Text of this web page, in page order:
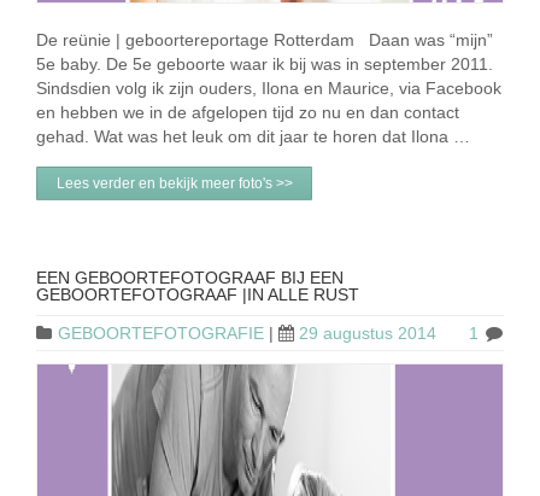
De reünie | geboortereportage Rotterdam Daan was “mijn”
5e baby. De 5e geboorte waar ik bij was in september 2011.
Sindsdien volg ik zijn ouders, Ilona en Maurice, via Facebook
en hebben we in de afgelopen tijd zo nu en dan contact
gehad. Wat was het leuk om dit jaar te horen dat Ilona …
Lees verder en bekijk meer foto's >>
EEN GEBOORTEFOTOGRAAF BIJ EEN
GEBOORTEFOTOGRAAF |IN ALLE RUST
GEBOORTEFOTOGRAFIE | 29 augustus 2014 1